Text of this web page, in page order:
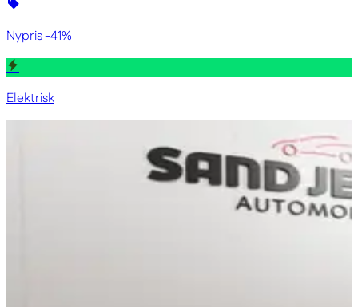
Nypris -41%
Elektrisk